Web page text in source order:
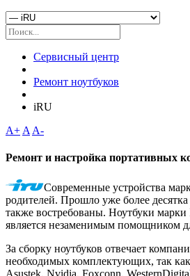
Сервисный центр
Ремонт ноутбуков
iRU
A+ A A-
Ремонт и настройка портативных
Современные устройства
родителей. Прошло уже более
также востребованы. Ноутбуки
является незаменимым помощником
За сборку ноутбуков отвечает
необходимых комплектующих, так
Asustek, Nvidia, Foxconn,